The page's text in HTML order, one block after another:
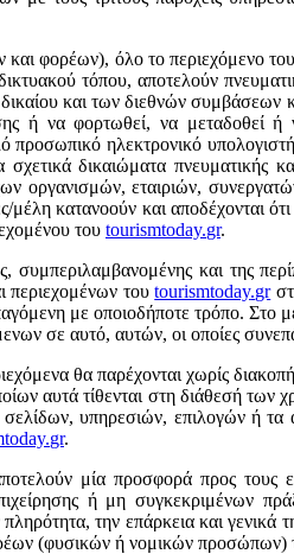
και φορέων), όλο το περιεχόμενο
τόπου, αποτελούν
δικαίου και των διεθνών
ή να φορτωθεί, να μεταδοθεί
ηλεκτρονικό
δικαιώματα πνευματικής
οργανισμών, εταιριών,
μέλη κατανοούν και
του tourismtoday.gr.
και της
περιεχομένων τουtourismtoday.gr
με οποιοδήποτε τρόπο.
σε αυτό, αυτών, οι οποίες
θα παρέχονται χωρίς
αυτά τίθενται στη διάθεσή των
υπηρεσιών, επιλογών ή
.gr.
μία προσφορά προς τους
ή μη συγκεκριμένων
την επάρκεια και
(φυσικών ή νομικών